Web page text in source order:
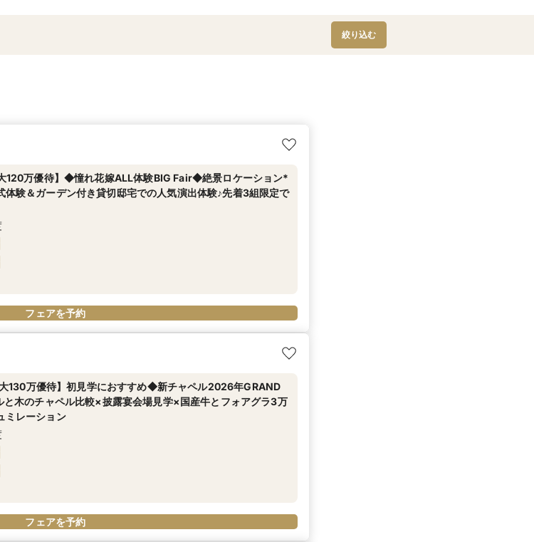
絞り込む
120万優待】◆憧れ花嫁ALL体験BIG Fair◆絶景ロケーション*
体験＆ガーデン付き貸切邸宅での人気演出体験♪先着3組限定で
フェアを予約
130万優待】初見学におすすめ◆新チャペル2026年GRAND
と木のチャペル比較×披露宴会場見学×国産牛とフォアグラ3万
ミレーション
フェアを予約